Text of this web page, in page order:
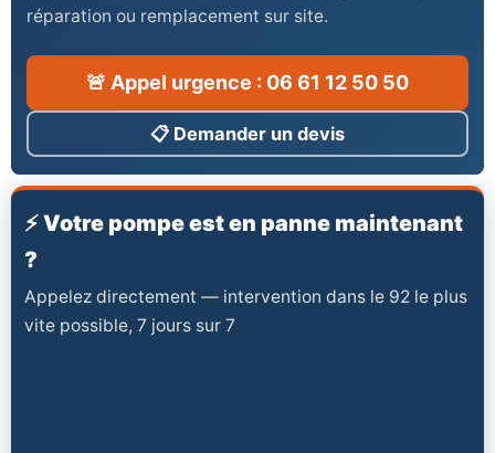
réparation ou remplacement sur site.
🚨 Appel urgence : 06 61 12 50 50
📋 Demander un devis
⚡ Votre pompe est en panne maintenant
?
Appelez directement — intervention dans le 92 le plus
vite possible, 7 jours sur 7